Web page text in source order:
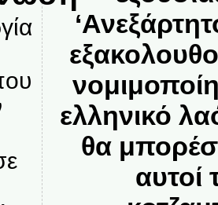
ελληνικό
θα
αυτοί